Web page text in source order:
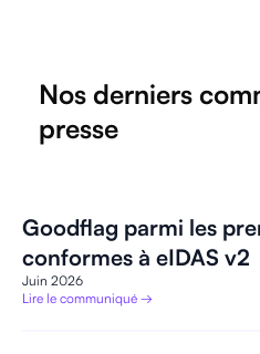
Nos derniers
presse
Goodflag parmi les
conformes à eIDAS v2
Juin 2026
Lire le communiqué →